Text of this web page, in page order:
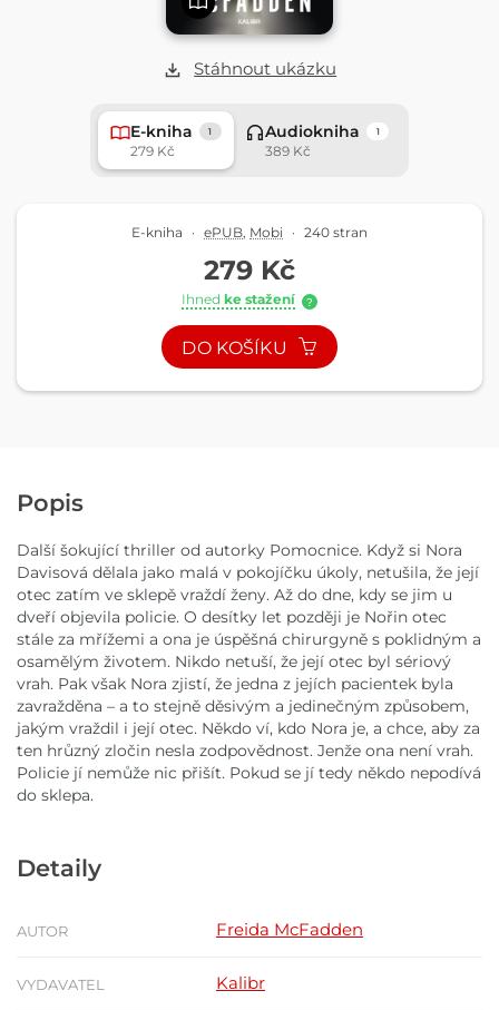
Stáhnout ukázku
E-kniha 1
279 Kč
Audiokniha 1
389 Kč
E-kniha · ePUB Mobi · 240 stran
279 Kč
Ihned ke stažení ?
DO KOŠÍKU
Popis
Další šokující thriller od autorky Pomocnice. Když si Nora
Davisová dělala jako malá v pokojíčku úkoly, netušila, že její
otec zatím ve sklepě vraždí ženy. Až do dne, kdy se jim u
dveří objevila policie. O desítky let později je Nořin otec
stále za mřížemi a ona je úspěšná chirurgyně s poklidným a
osamělým životem. Nikdo netuší, že její otec byl sériový
vrah. Pak však Nora zjistí, že jedna z jejích pacientek byla
zavražděna – a to stejně děsivým a jedinečným způsobem,
jakým vraždil i její otec. Někdo ví, kdo Nora je, a chce, aby za
ten hrůzný zločin nesla zodpovědnost. Jenže ona není vrah.
Policie jí nemůže nic přišít. Pokud se jí tedy někdo nepodívá
do sklepa.
Detaily
AUTOR Freida McFadden
VYDAVATEL Kalibr